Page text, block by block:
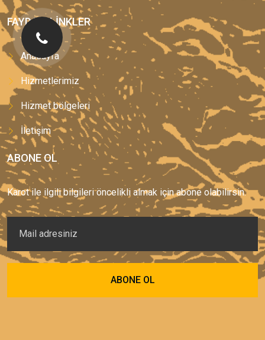
FAYDALI LINKLER
Anasayfa
Hizmetlerimiz
Hizmet bölgeleri
İletişim
ABONE OL
Karot ile ilgili bilgileri öncelikli almak için abone olabilirsin.